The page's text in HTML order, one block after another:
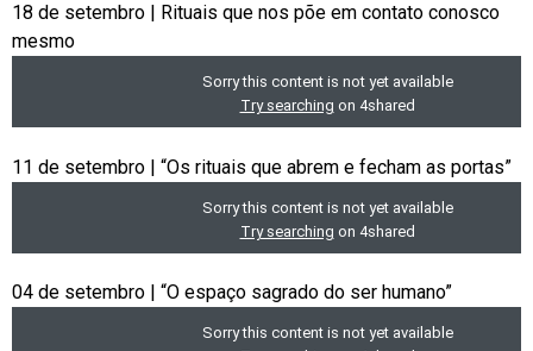
18 de setembro | Rituais que nos põe em contato conosco
mesmo
11 de setembro | “Os rituais que abrem e fecham as portas”
04 de setembro | “O espaço sagrado do ser humano”